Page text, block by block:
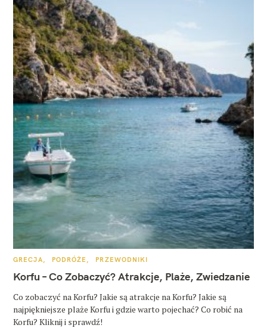
K
T
E
O
R
I
GRECJA PODRÓŻE PRZEWODNIKI
Korfu – Co Zobaczyć? Atrakcje, Plaże, Zwiedzanie
Co zobaczyć na Korfu? Jakie są atrakcje na Korfu? Jakie są
najpiękniejsze plaże Korfu i gdzie warto pojechać? Co robić na
Korfu? Kliknij i sprawdź!